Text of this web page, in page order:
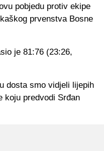
pobjedu protiv ekipe
prvenstva Bosne
je 81:76 (23:26,
dosta smo vidjeli lijepih
koju predvodi Srđan